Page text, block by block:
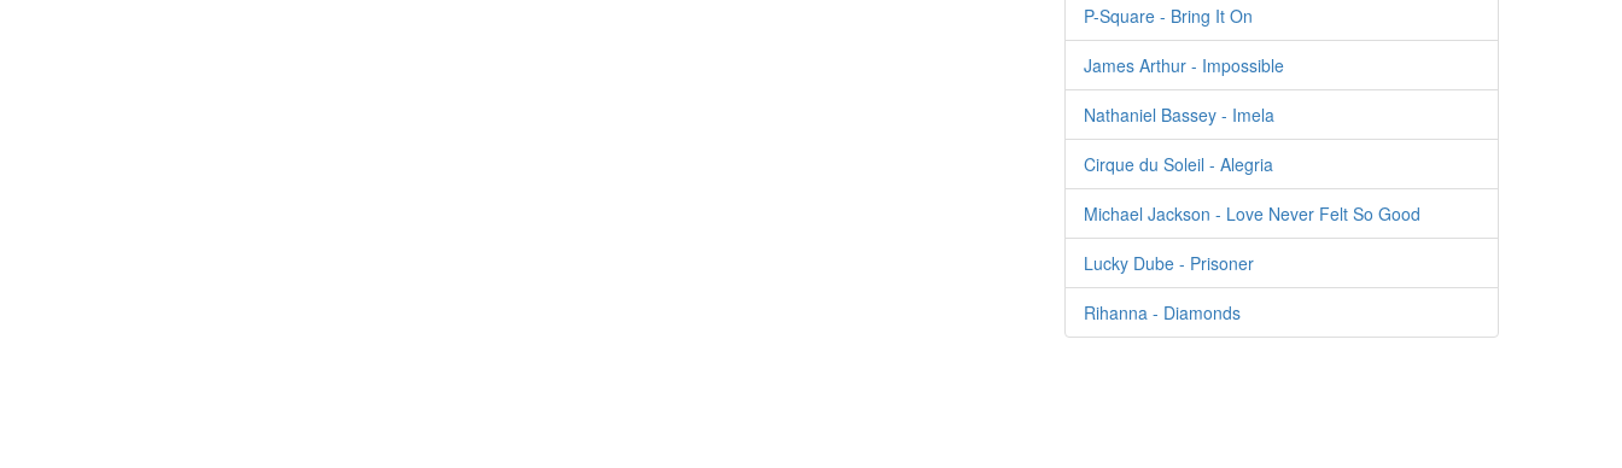
P-Square - Bring It On
James Arthur - Impossible
Nathaniel Bassey - Imela
Cirque du Soleil - Alegria
Michael Jackson - Love Never Felt So Good
Lucky Dube - Prisoner
Rihanna - Diamonds